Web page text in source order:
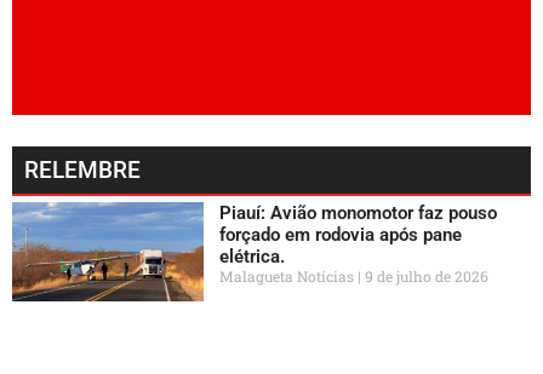
RELEMBRE
Piauí: Avião monomotor faz pouso
forçado em rodovia após pane
elétrica.
Malagueta Notícias 9 de julho de 2026